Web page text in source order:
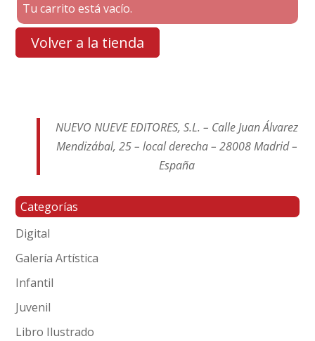
Tu carrito está vacío.
Volver a la tienda
NUEVO NUEVE EDITORES, S.L. – Calle Juan Álvarez
Mendizábal, 25 – local derecha – 28008 Madrid –
España
Categorías
Digital
Galería Artística
Infantil
Juvenil
Libro Ilustrado